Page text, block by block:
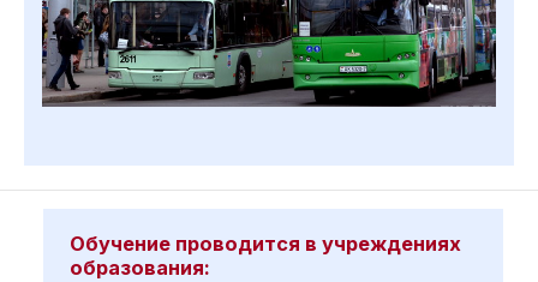
Обучение проводится в учреждениях
образования: